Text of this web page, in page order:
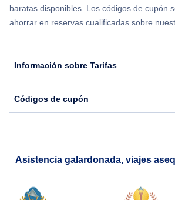
Flights from Chicago to Delhi
Flights from Nueva York to Hong Kong
Flights from Nueva York to Lisboa
baratas disponibles. Los códigos de cupón
ahorrar en reservas cualificadas sobre
.
Información sobre Tarifas
Códigos de cupón
Asistencia galardonada, viajes